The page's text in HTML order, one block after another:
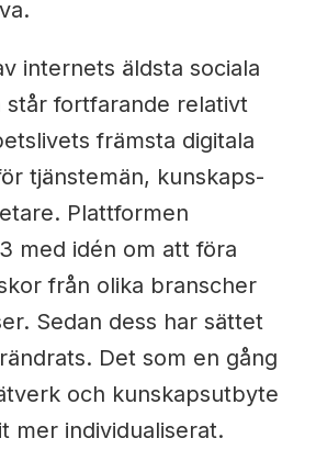
internets äldsta sociala
står fortfarande relativt
främsta digitala
tjänstemän, kunskaps-
Plattformen
med idén om att föra
från olika branscher
Sedan dess har sättet
Det som en gång
och kunskapsutbyte
mer individualiserat.